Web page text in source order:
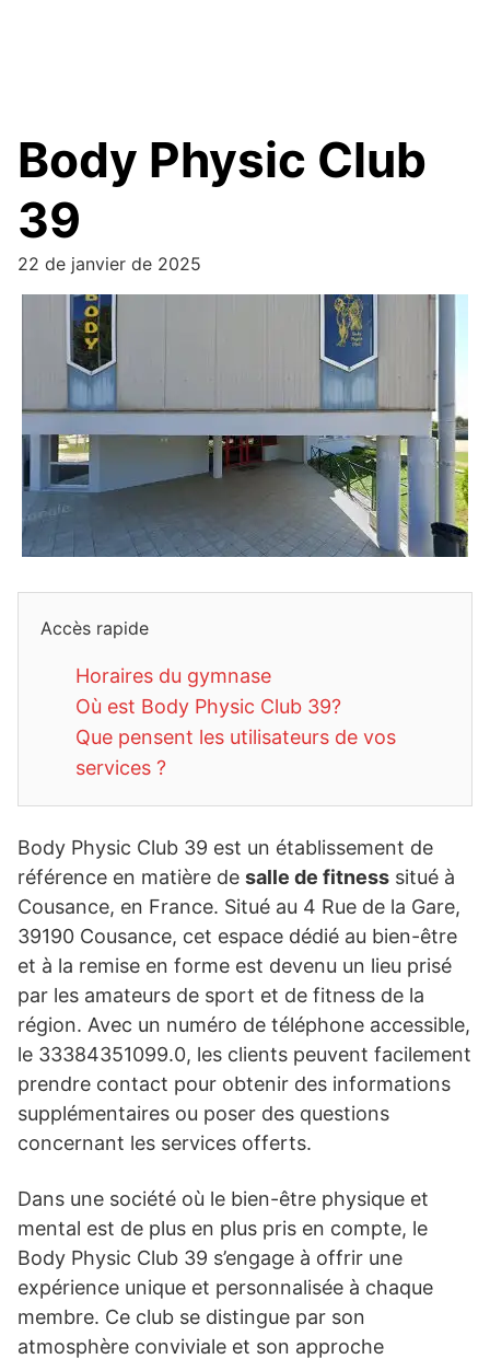
Body Physic Club
39
22 de janvier de 2025
Accès rapide
Horaires du gymnase
Où est Body Physic Club 39?
Que pensent les utilisateurs de vos
services ?
Body Physic Club 39 est un établissement de
référence en matière de salle de fitness situé à
Cousance, en France. Situé au 4 Rue de la Gare,
39190 Cousance, cet espace dédié au bien-être
et à la remise en forme est devenu un lieu prisé
par les amateurs de sport et de fitness de la
région. Avec un numéro de téléphone accessible,
le 33384351099.0, les clients peuvent facilement
prendre contact pour obtenir des informations
supplémentaires ou poser des questions
concernant les services offerts.
Dans une société où le bien-être physique et
mental est de plus en plus pris en compte, le
Body Physic Club 39 s’engage à offrir une
expérience unique et personnalisée à chaque
membre. Ce club se distingue par son
atmosphère conviviale et son approche